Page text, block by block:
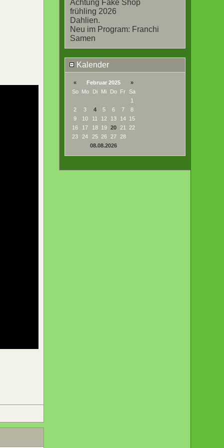
Achtung Fake Shop
frühling 2026
Dahlien.
Neu im Program: Franchi
Samen
Kalender
« Februar 2025
»
So Mo Di Mi Do Fr Sa
1
2
3 4 5 6 7
8
9
10 11 12 13 14 15
16
17 18 19 20 21
22
23
24 25 26 27 28
08.08.2026